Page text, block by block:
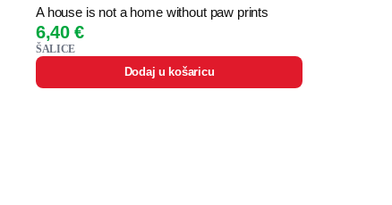
A house is not a home without paw prints
6,40 €
ŠALICE
Dodaj u košaricu